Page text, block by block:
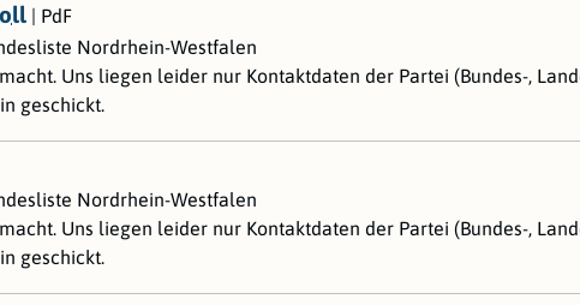
| PdF
Nordrhein-Westfalen
Uns liegen leider nur Kontaktdaten der Partei (Bundes-,
geschickt.
Nordrhein-Westfalen
Uns liegen leider nur Kontaktdaten der Partei (Bundes-,
geschickt.